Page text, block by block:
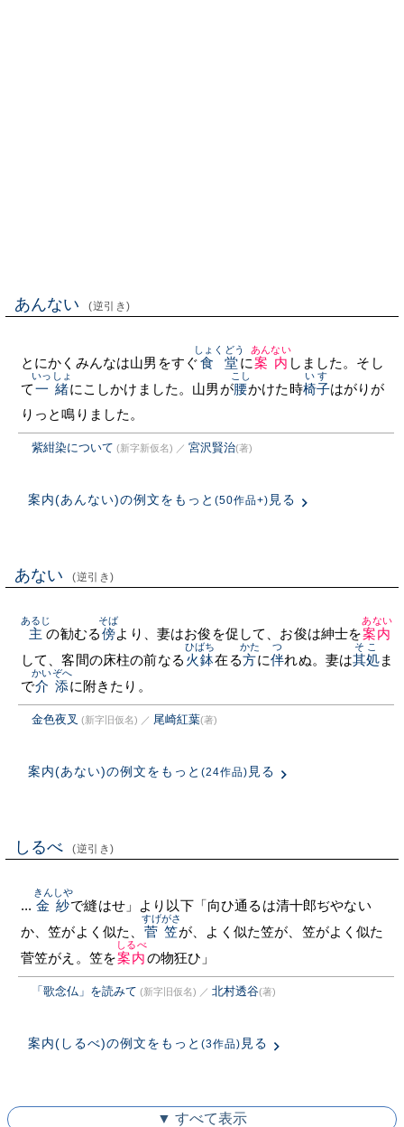
あんない (逆引き)
とにかくみんなは山男をすぐ食堂
しょくどう
に案内
あんない
しました。そし
て一緒
いっしょ
にこしかけました。山男が腰
こし
かけた時椅子
いす
はがりが
りっと鳴りました。
紫紺染について (新字新仮名) ／ 宮沢賢治(著)
案内(あんない)の例文をもっと (50作品+) 見る
あない (逆引き)
主
あるじ
の勧むる傍
そば
より、妻はお俊を促して、お俊は紳士を案内
あない
して、客間の床柱の前なる 火鉢
ひばち
在る方
かた
に伴
つ
れぬ。妻は其処
そこ
ま
で介添
かいぞへ
に附きたり。
金色夜叉 (新字旧仮名) ／ 尾崎紅葉(著)
案内(あない)の例文をもっと (24作品) 見る
しるべ (逆引き)
... 金紗
きんしや
で縫はせ」より以下「向ひ通るは清十郎ぢやない
か、笠がよく似た、 菅笠
すげがさ
が、よく似た笠が、笠がよく似た
菅笠がえ。笠を案内
しるべ
の物狂ひ」
「歌念仏」を読みて (新字旧仮名) ／ 北村透谷(著)
案内(しるべ)の例文をもっと (3作品) 見る
▼ すべて表示